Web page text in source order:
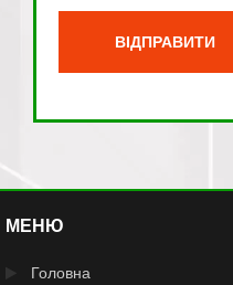
МЕНЮ
Головна